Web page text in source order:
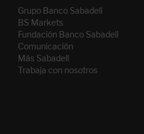
Grupo Banco Sabadell
BS Markets
Fundación Banco Sabadell
Comunicación
Más Sabadell
Trabaja con nosotros